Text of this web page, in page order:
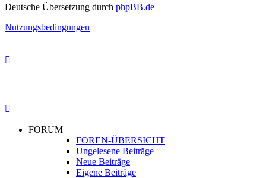
Deutsche Übersetzung durch phpBB.de
Nutzungsbedingungen
FORUM
FOREN-ÜBERSICHT
Ungelesene Beiträge
Neue Beiträge
Eigene Beiträge